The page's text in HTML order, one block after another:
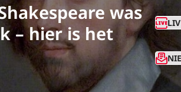
was
– hier is het